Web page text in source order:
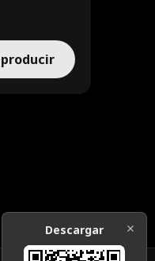
Descargar